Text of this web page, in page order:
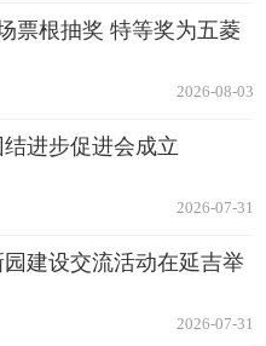
票根抽奖 特等奖为五菱
2026-08-03
进步促进会成立
2026-07-31
建设交流活动在延吉举
2026-07-31